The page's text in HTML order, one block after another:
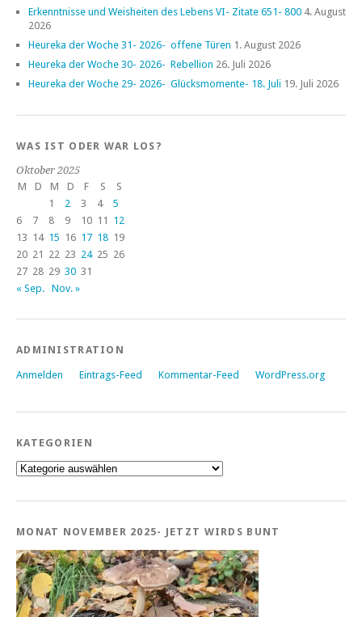
Erkenntnisse und Weisheiten des Lebens VI- Zitate 651- 800 4. August
2026
Heureka der Woche 31- 2026- offene Türen 1. August 2026
Heureka der Woche 30- 2026- Rebellion 26. Juli 2026
Heureka der Woche 29- 2026- Glücksmomente- 18. Juli 19. Juli 2026
WAS IST ODER WAR LOS?
Oktober 2025
M
D M D F S
S
1
2 3 4
5
6
7 8 9 10 11 12
13 14 15 16 17 18 19
20 21 22 23 24 25 26
27 28 29 30 31
« Sep. Nov. »
ADMINISTRATION
Anmelden Eintrags-Feed Kommentar-Feed WordPress.org
KATEGORIEN
Kategorien
MONAT NOVEMBER 2025- JETZT WIRDS BUNT